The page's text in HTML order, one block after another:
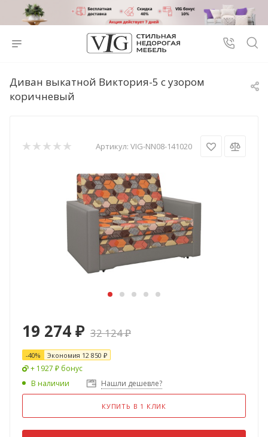
Диван выкатной Виктория-5 с узором
коричневый
Артикул: VIG-NN08-141020
19 274₽ 32 124₽
-40% Экономия 12 850 ₽
+ 1927 ₽ бонус
В наличии
Нашли дешевле?
КУПИТЬ В 1 КЛИК